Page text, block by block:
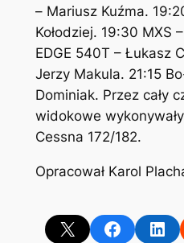
– Mariusz Kuźma.
Kołodziej. 19:30 MXS
EDGE 540T – Łukasz
Jerzy Makula. 21:15
Dominiak. Przez cały
widokowe
Cessna 172/182.
Opracował Karol
Share on X Share on Facebook
Share